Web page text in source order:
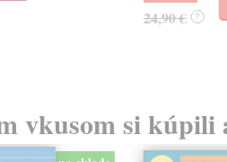
24,90 € ?
vkusom si kúpili